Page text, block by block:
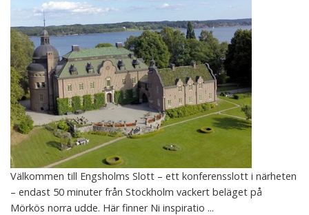
Välkommen till Engsholms Slott – ett konferensslott i närheten
– endast 50 minuter från Stockholm vackert beläget på
Mörkös norra udde. Här finner Ni inspiratio ...